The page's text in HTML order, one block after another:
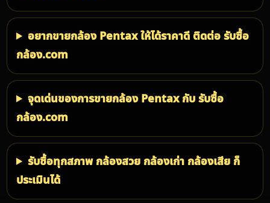
อยากขายกล้อง Pentax ให้ได้ราคาดี ติดต่อ รับซื้อ
กล้อง.com
จุดเด่นของการขายกล้อง Pentax กับ รับซื้อ
กล้อง.com
รับซื้อทุกสภาพ กล้องสวย กล้องเก่า กล้องเสีย ก็
ประเมินได้